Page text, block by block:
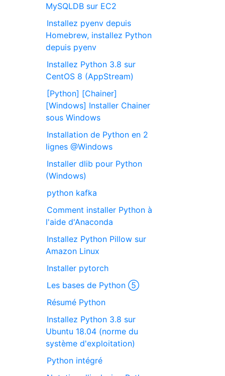
MySQLDB sur EC2
Installez pyenv depuis
Homebrew, installez Python
depuis pyenv
Installez Python 3.8 sur
CentOS 8 (AppStream)
[Python] [Chainer]
[Windows] Installer Chainer
sous Windows
Installation de Python en 2
lignes @Windows
Installer dlib pour Python
(Windows)
python kafka
Comment installer Python à
l'aide d'Anaconda
Installez Python Pillow sur
Amazon Linux
Installer pytorch
Les bases de Python ⑤
Résumé Python
Installez Python 3.8 sur
Ubuntu 18.04 (norme du
système d'exploitation)
Python intégré